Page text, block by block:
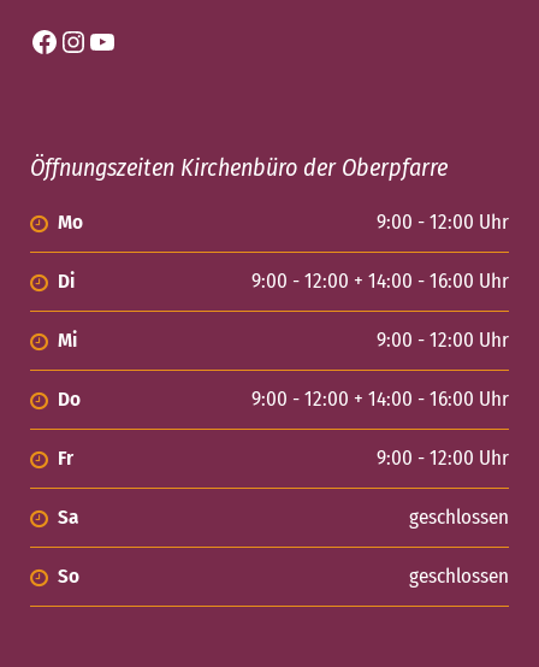
Facebook Instagram YouTube
Öffnungszeiten Kirchenbüro der Oberpfarre
Mo 9:00 - 12:00 Uhr
Di 9:00 - 12:00 + 14:00 - 16:00 Uhr
Mi 9:00 - 12:00 Uhr
Do 9:00 - 12:00 + 14:00 - 16:00 Uhr
Fr 9:00 - 12:00 Uhr
Sa geschlossen
So geschlossen